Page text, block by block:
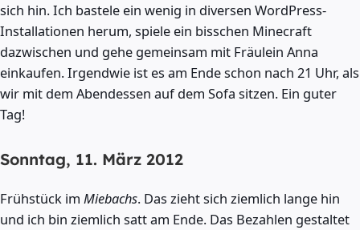
sich hin. Ich bastele ein wenig in diversen WordPress-
Installationen herum, spiele ein bisschen Minecraft
dazwischen und gehe gemeinsam mit Fräulein Anna
einkaufen. Irgendwie ist es am Ende schon nach 21 Uhr, als
wir mit dem Abendessen auf dem Sofa sitzen. Ein guter
Tag!
Sonntag, 11. März 2012
Frühstück im Miebachs. Das zieht sich ziemlich lange hin
und ich bin ziemlich satt am Ende. Das Bezahlen gestaltet